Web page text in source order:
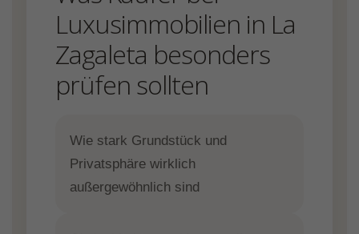
Luxusimmobilien in La
Zagaleta besonders
prüfen sollten
Wie stark Grundstück und
Privatsphäre wirklich
außergewöhnlich sind